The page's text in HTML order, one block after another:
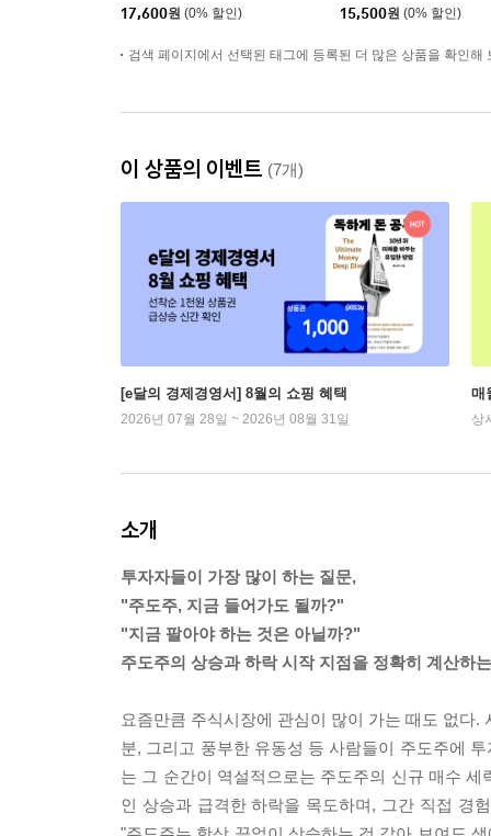
17,600원 (0% 할인)
15,500원 (0% 할인)
검색 페이지에서 선택된 태그에 등록된 더 많은 상품을 확인해
이 상품의 이벤트 (7개)
[e달의 경제경영서] 8월의 쇼핑 혜택
2026년 07월 28일 ~ 2026년 08월 31일
매
상
소개
투자자들이 가장 많이 하는 질문,
"주도주, 지금 들어가도 될까?"
"지금 팔아야 하는 것은 아닐까?"
주도주의 상승과 하락 시작 지점을 정확히 계산하
요즘만큼 주식시장에 관심이 많이 가는 때도 없다
분, 그리고 풍부한 유동성 등 사람들이 주도주에
는 그 순간이 역설적으로는 주도주의 신규 매수
인 상승과 급격한 하락을 목도하며, 그간 직접 경